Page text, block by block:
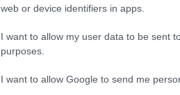
web or device identifiers in apps.
I want to allow my user data to be sent
purposes.
I want to allow Google to send me
30-01-2026 17:15